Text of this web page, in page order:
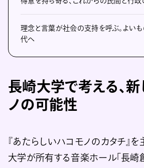
理念と言葉が社会の支持を呼ぶ。よい
代へ
長崎大学で考える、
ノの可能性
『あたらしいハコモノのカタチ』
大学が所有する音楽ホール「長崎創